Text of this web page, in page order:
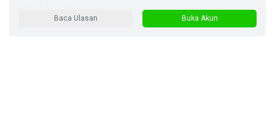
Baca Ulasan Buka Akun